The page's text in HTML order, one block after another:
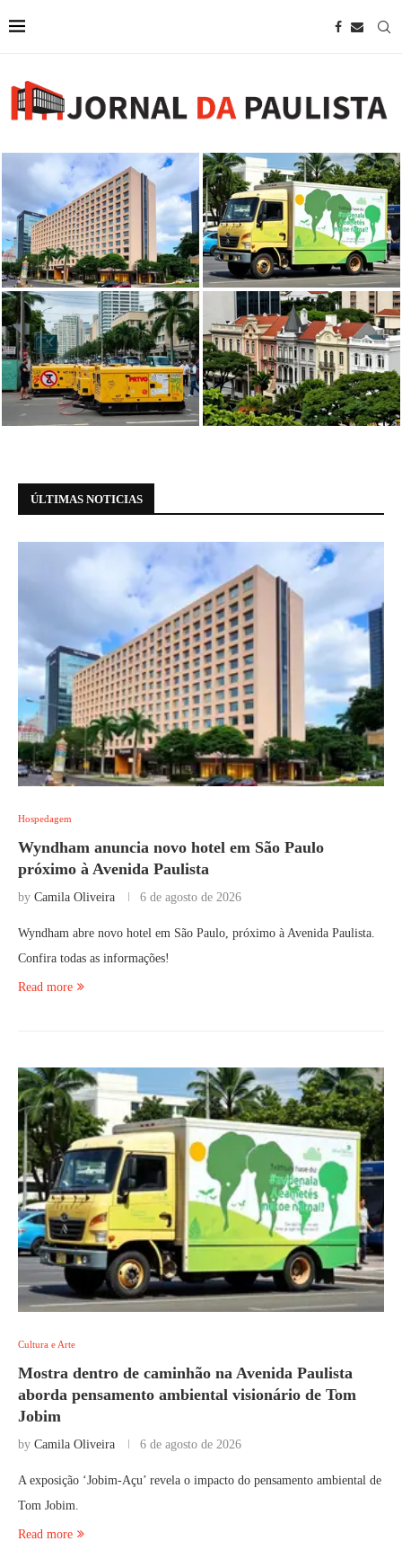
Wyndham anuncia novo hotel em
São Paulo próximo à Avenida
Paulista
Mostra dentro de caminhão na
Avenida Paulista aborda
pensamento ambiental visionário
de...
Prefeitura de SP proíbe uso de
geradores por artistas na avenida
Paulista
Casarões tombados na Avenida
Paulista: informações essenciais
ÚLTIMAS NOTICIAS
Hospedagem
Wyndham anuncia novo hotel em São Paulo
próximo à Avenida Paulista
by Camila Oliveira 6 de agosto de 2026
Wyndham abre novo hotel em São Paulo, próximo à Avenida Paulista.
Confira todas as informações!
Read more
Cultura e Arte
Mostra dentro de caminhão na Avenida Paulista
aborda pensamento ambiental visionário de Tom
Jobim
by Camila Oliveira 6 de agosto de 2026
A exposição ‘Jobim-Açu’ revela o impacto do pensamento ambiental de
Tom Jobim.
Read more